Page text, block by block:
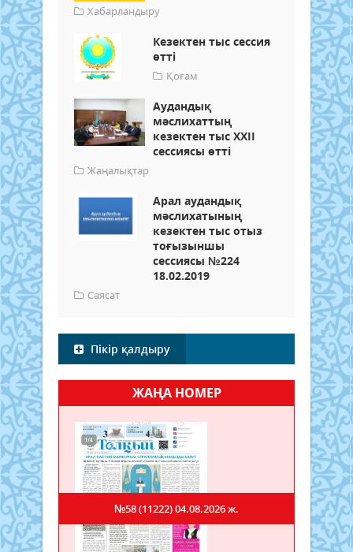
Хабарландыру
Кезектен тыс сессия
өтті
Қоғам
Аудандық
мәслихаттың
кезектен тыс ХХІІ
сессиясы өтті
Жаңалықтар
Арал аудандық
мәслихатының
кезектен тыс отыз
тоғызыншы
сессиясы №224
18.02.2019
Саясат
Пікір қалдыру
ЖАҢА НОМЕР
№58 (11222)04.08.2026 ж.